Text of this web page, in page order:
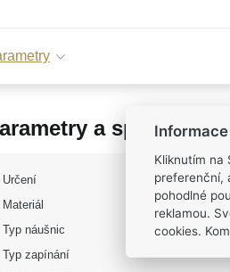
a specifikace
Určení
Materiál
Typ náušnic
Typ zapínání
Kliknutím na
preferenční,
pohodlné
reklamou.
cookies.